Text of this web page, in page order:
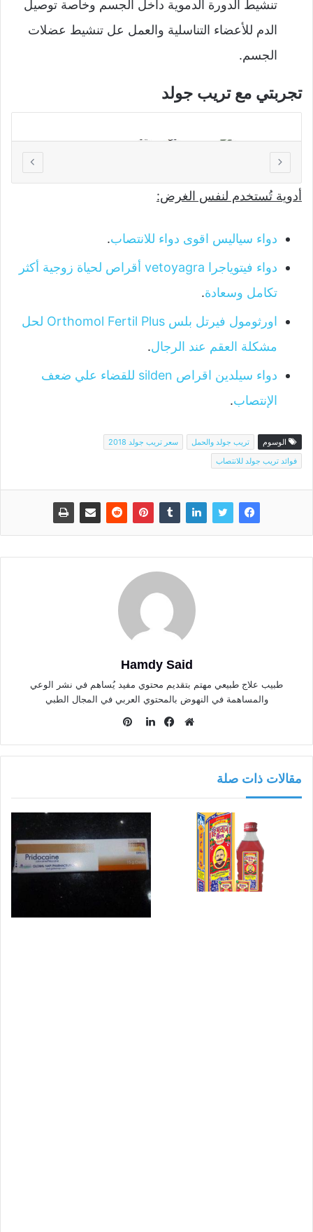
تنشيط الدورة الدموية داخل الجسم وخاصة توصيل
الدم للأعضاء التناسلية والعمل عل تنشيط عضلات
الجسم.
تجربتي مع تريب جولد
أدوية تُستخدم لنفس الغرض:
دواء سياليس اقوى دواء للانتصاب.
دواء فيتوياجرا vetoyagra أقراص لحياة زوجية أكثر
تكامل وسعادة.
اورثومول فيرتل بلس Orthomol Fertil Plus لحل
مشكلة العقم عند الرجال.
دواء سيلدين اقراص silden للقضاء علي ضعف
الإنتصاب.
الوسوم تريب جولد والحمل
سعر تريب جولد 2018
فوائد تريب جولد للانتصاب
Hamdy Said
طبيب علاج طبيعي مهتم بتقديم محتوي مفيد يُساهم في نشر الوعي
والمساهمة في النهوض بالمحتوي العربي في المجال الطبي
الويب
مقالات ذات صلة